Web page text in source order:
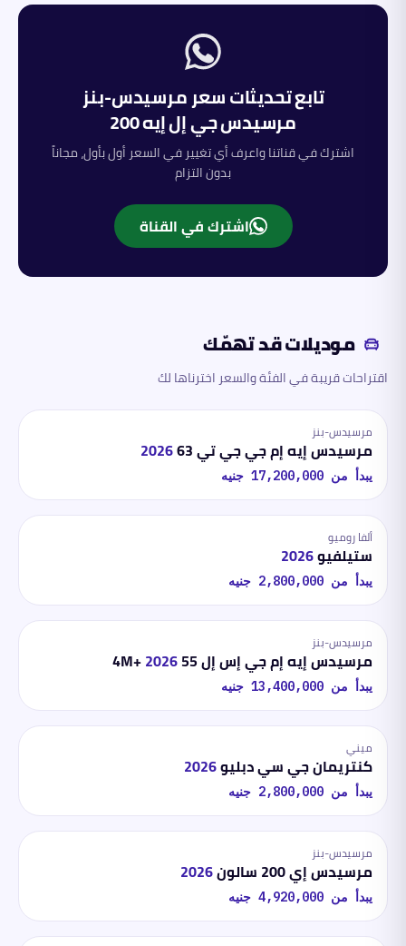
تابع تحديثات سعرمرسيدس-بنز
مرسيدس جي إل إيه 200
اشترك في قناتنا واعرف أي تغيير في السعر أول بأول، مجاناً
بدون التزام
اشترك في القناة
موديلات قد تهمّك
اقتراحات قريبة في الفئة والسعر اخترناها لك
مرسيدس-بنز
مرسيدس إيه إم جي جي تي 63 2026
يبدأ من 17,200,000 جنيه
ألفا روميو
ستيلفيو2026
يبدأ من 2,800,000 جنيه
مرسيدس-بنز
مرسيدس إيه إم جي إس إل 55 4M+ 2026
يبدأ من 13,400,000 جنيه
ميني
كنتريمان جي سي دبليو2026
يبدأ من 2,800,000 جنيه
مرسيدس-بنز
مرسيدس إي 200 سالون 2026
يبدأ من 4,920,000 جنيه